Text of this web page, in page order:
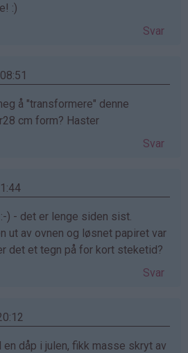
:)
Svar
å "transformere" denne
cm form? Haster
Svar
) - det er lenge siden sist.
ut av ovnen og løsnet papiret var
det et tegn på for kort steketid?
Svar
en dåp i julen, fikk masse skryt av